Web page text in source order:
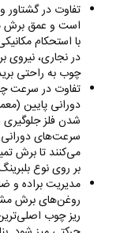
تفاوت در گشتاور
است و عمق برش
با استحکام
در نجاری،
چوب به راحتی
تفاوت در سرعت
شدن فلز جلوگیری
می‌کنند تا برش
بر روی نوع
مدیریت براده و
روغن‌های برش
ریز چوب